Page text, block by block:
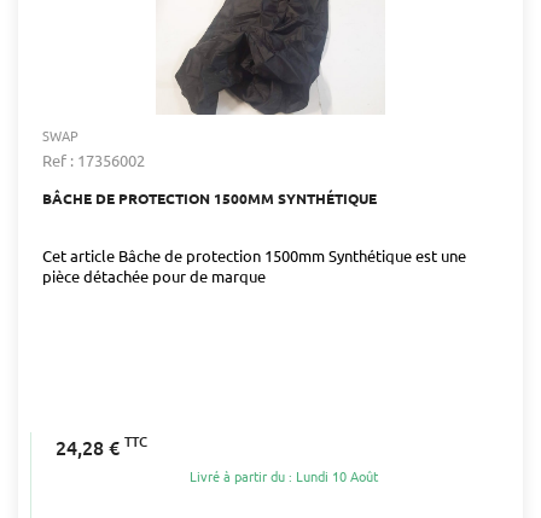
SWAP
Ref : 17356002
BÂCHE DE PROTECTION 1500MM SYNTHÉTIQUE
Cet article Bâche de protection 1500mm Synthétique est une
pièce détachée pour de marque
24,28 € TTC
Livré à partir du : Lundi 10 Août